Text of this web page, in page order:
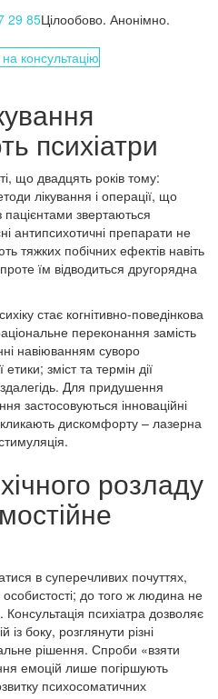
29 85Цілообово. Анонімно.
консультацію
психіатри
що двадцять років тому:
лікування і операції, що
пацієнтами звертаються
антипсихотичні препарати не
тяжких побічних ефектів навіть
їм відводиться другорядна
стає когнітивно-поведінкова
переконання замість
навіюванням суворо
зміст та термін дії
Для придушення
застосовуються інноваційні
дискомфорту – лазерна
розладу
в суперечливих почуттях,
до того ж людина не
психіатра дозволяє
із боку, розглянути різні
рішення. Спроби «взяти
емоцій лише погіршують
психосоматичних